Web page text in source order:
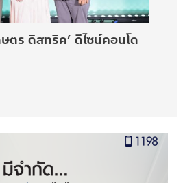
ษตร ดิสทริค’ ดีไซน์คอนโด